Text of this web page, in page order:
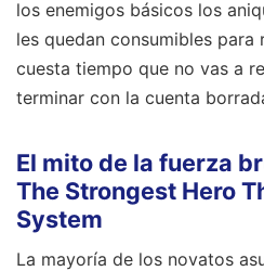
los enemigos básicos los
les quedan consumibles para
cuesta tiempo que no vas a
terminar con la cuenta
El mito de la fuerza
The Strongest Hero
System
La mayoría de los novatos